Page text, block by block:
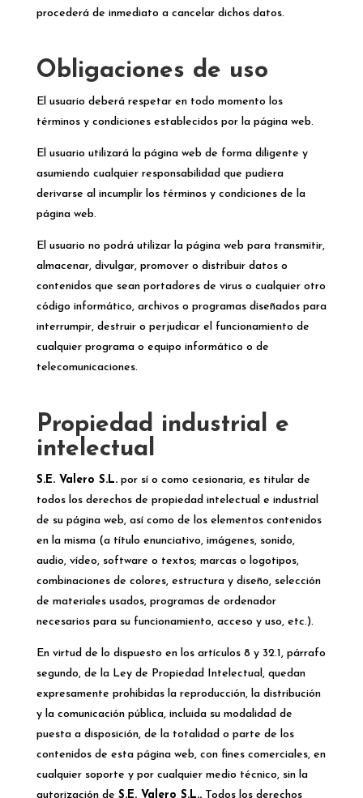
procederá de inmediato a cancelar dichos datos.
Obligaciones de uso
El usuario deberá respetar en todo momento los
términos y condiciones establecidos por la página web.
El usuario utilizará la página web de forma diligente y
asumiendo cualquier responsabilidad que pudiera
derivarse al incumplir los términos y condiciones de la
página web.
El usuario no podrá utilizar la página web para transmitir,
almacenar, divulgar, promover o distribuir datos o
contenidos que sean portadores de virus o cualquier otro
código informático, archivos o programas diseñados para
interrumpir, destruir o perjudicar el funcionamiento de
cualquier programa o equipo informático o de
telecomunicaciones.
Propiedad industrial e
intelectual
S.E. Valero S.L.por sí o como cesionaria, es titular de
todos los derechos de propiedad intelectual e industrial
de su página web, así como de los elementos contenidos
en la misma (a título enunciativo, imágenes, sonido,
audio, vídeo, software o textos; marcas o logotipos,
combinaciones de colores, estructura y diseño, selección
de materiales usados, programas de ordenador
necesarios para su funcionamiento, acceso y uso, etc.).
En virtud de lo dispuesto en los artículos 8 y 32.1, párrafo
segundo, de la Ley de Propiedad Intelectual, quedan
expresamente prohibidas la reproducción, la distribución
y la comunicación pública, incluida su modalidad de
puesta a disposición, de la totalidad o parte de los
contenidos de esta página web, con fines comerciales, en
cualquier soporte y por cualquier medio técnico, sin la
autorización de S.E. Valero S.L..Todos los derechos